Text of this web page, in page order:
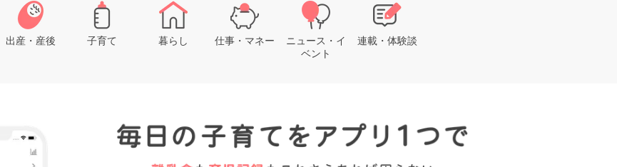
出産・産後 子育て 暮らし 仕事・マネー
ニュース・イ
ベント
連載・体験談